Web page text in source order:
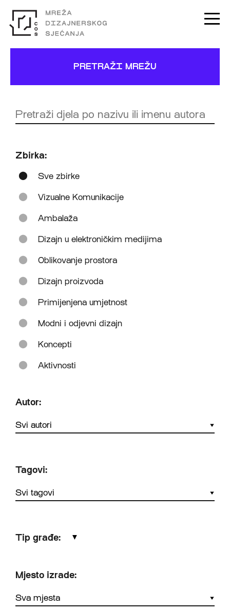
PRETRAŽI MREŽU
Zbirka:
Sve zbirke
Vizualne Komunikacije
Ambalaža
Dizajn u elektroničkim medijima
Oblikovanje prostora
Dizajn proizvoda
Primijenjena umjetnost
Modni i odjevni dizajn
Koncepti
Aktivnosti
Autor:
Tagovi:
Tip građe: ▼
Mjesto izrade: